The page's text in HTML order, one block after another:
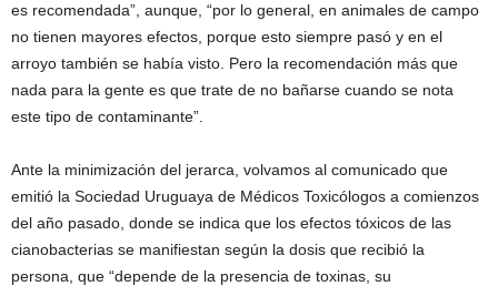
es recomendada”, aunque, “por lo general, en animales de campo
no tienen mayores efectos, porque esto siempre pasó y en el
arroyo también se había visto. Pero la recomendación más que
nada para la gente es que trate de no bañarse cuando se nota
este tipo de contaminante”.
Ante la minimización del jerarca, volvamos al comunicado que
emitió la Sociedad Uruguaya de Médicos Toxicólogos a comienzos
del año pasado, donde se indica que los efectos tóxicos de las
cianobacterias se manifiestan según la dosis que recibió la
persona, que “depende de la presencia de toxinas, su